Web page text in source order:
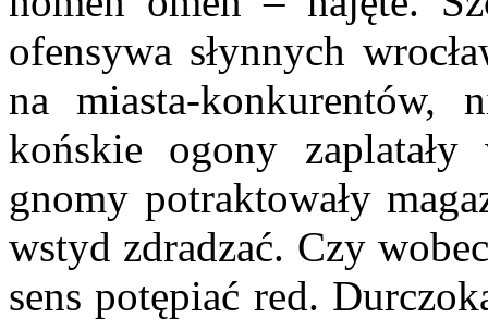
ofensywa słynnych
na miasta-
końskie ogony
gnomy potraktowały
wstyd zdradzać. Czy
sens potępiać red.